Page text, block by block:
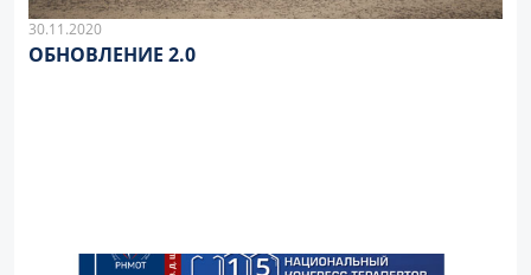
30.11.2020
ОБНОВЛЕНИЕ 2.0